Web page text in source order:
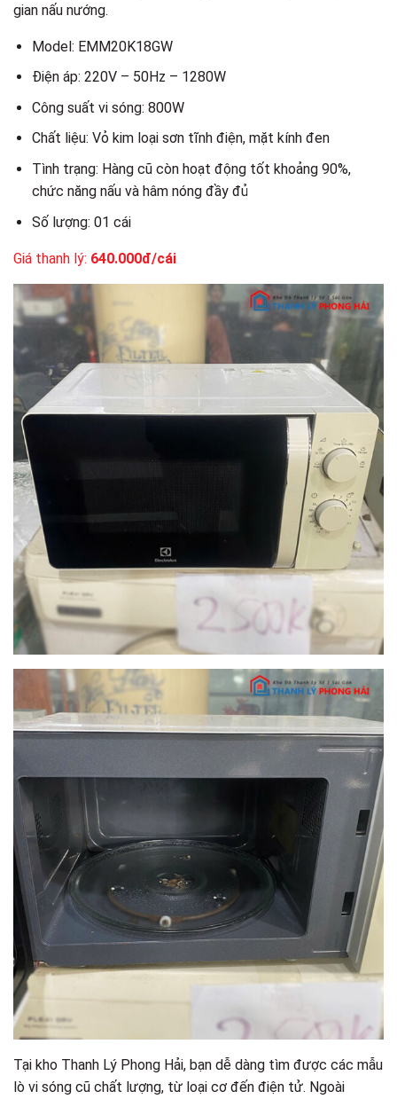
gian nấu nướng.
Model: EMM20K18GW
Điện áp: 220V – 50Hz – 1280W
Công suất vi sóng: 800W
Chất liệu: Vỏ kim loại sơn tĩnh điện, mặt kính đen
Tình trạng: Hàng cũ còn hoạt động tốt khoảng 90%,
chức năng nấu và hâm nóng đầy đủ
Số lượng: 01 cái
Giá thanh lý: 640.000đ/cái
Tại kho Thanh Lý Phong Hải, bạn dễ dàng tìm được các mẫu
lò vi sóng cũ chất lượng, từ loại cơ đến điện tử. Ngoài